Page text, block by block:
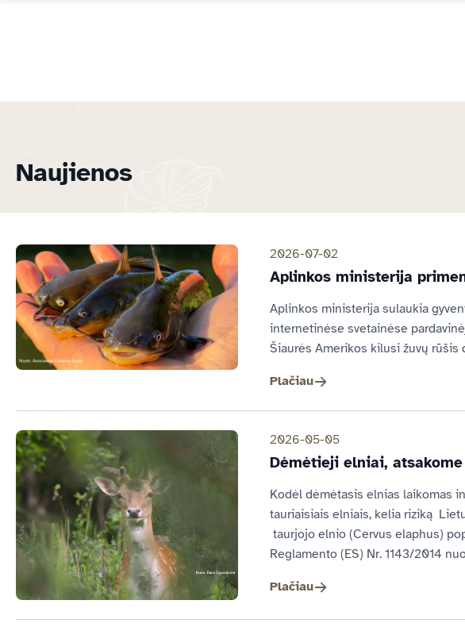
Naujienos
2026-07-02
Aplinkos ministerija
Aplinkos ministerija sulaukia
internetinėse svetainėse
Šiaurės Amerikos kilusi žuvų rūšis
Plačiau
2026-05-05
Dėmėtieji elniai,
Kodėl dėmėtasis elnias laikomas
tauriaisiais elniais, kelia riziką
taurjojo elnio (Cervus elaphus)
Reglamento (ES) Nr. 1143/2014
Plačiau